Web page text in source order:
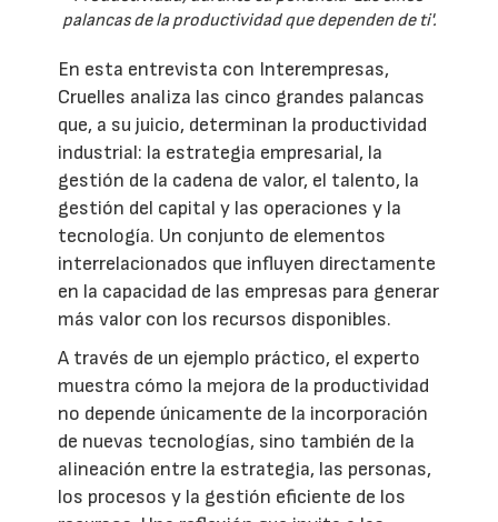
palancas de la productividad que dependen de ti'.
En esta entrevista con Interempresas,
Cruelles analiza las cinco grandes palancas
que, a su juicio, determinan la productividad
industrial: la estrategia empresarial, la
gestión de la cadena de valor, el talento, la
gestión del capital y las operaciones y la
tecnología. Un conjunto de elementos
interrelacionados que influyen directamente
en la capacidad de las empresas para generar
más valor con los recursos disponibles.
A través de un ejemplo práctico, el experto
muestra cómo la mejora de la productividad
no depende únicamente de la incorporación
de nuevas tecnologías, sino también de la
alineación entre la estrategia, las personas,
los procesos y la gestión eficiente de los